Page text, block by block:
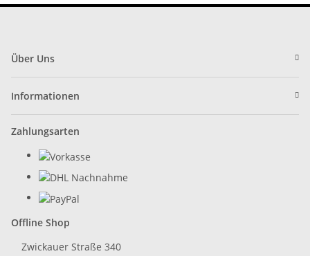
Über Uns
Informationen
Zahlungsarten
Offline Shop
Zwickauer Straße 340